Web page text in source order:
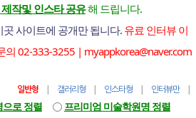
작및 인스타 공유해 드립니다.
사이트에 공개만 됩니다. 유료 인터뷰 이
의 02-333-3255 | myappkorea@naver.com
일반형 | 갤러리형 | 인스타형 | 인터뷰만|
로 정렬 프리미엄 미술학원명 정렬